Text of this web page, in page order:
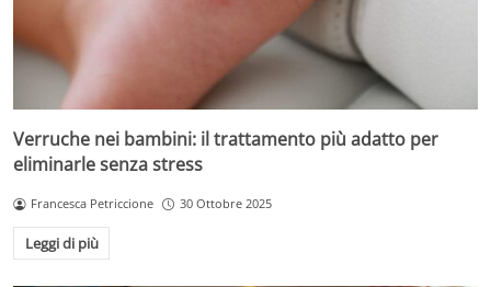
Verruche nei bambini: il trattamento più adatto per
eliminarle senza stress
Francesca Petriccione 30 Ottobre 2025
Leggi di più